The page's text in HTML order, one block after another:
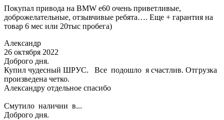
Покупал привода на BMW e60 очень приветливые,
доброжелательные, отзывчивые ребята…. Еще + гарантия на
товар 6 мес или 20тыс пробега)
Александр
26 октября 2022
Доброго дня.
Купил чудесный ШРУС. Все подошло я счастлив. Отгрузка
произведена четко.
Александру отдельное спасибо
Смутило наличии в...
Доброго дня.